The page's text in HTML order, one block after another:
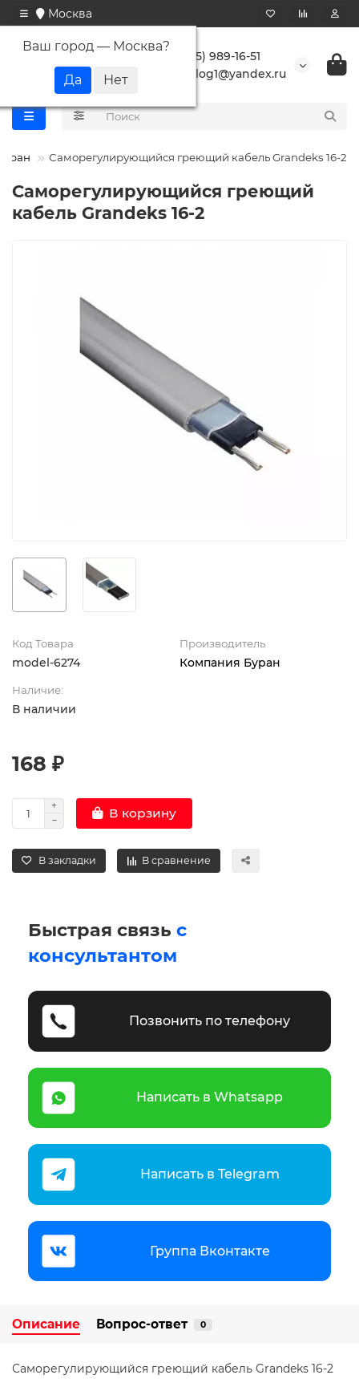
Москва
Ваш город — Москва?
+7 (495) 989-16-51
buranlog1@yandex.ru
Саморегулирующийся греющий кабель Grandeks 16-2
Саморегулирующийся греющий
кабель Grandeks 16-2
Код Товара
model-6274
Производитель
Компания Буран
Наличие:
В наличии
168 ₽
В корзину
В закладки В сравнение
Быстрая связь с
консультантом
Позвонить по телефону
Написать в Whatsapp
Написать в Telegram
Группа Вконтакте
Описание Вопрос-ответ 0
Саморегулирующийся греющий кабель Grandeks 16-2